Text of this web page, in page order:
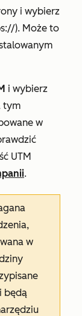
i wybierz
). Może to
i wybierz
tym
w
UTM
.
w
będą